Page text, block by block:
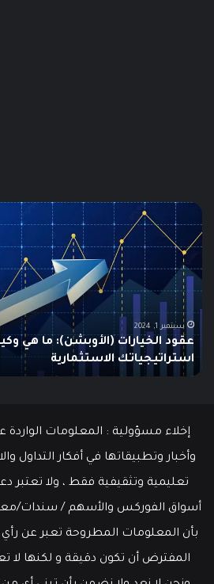
ما
هو
الـ
Swing
دليلك
الشامل
للمبتدئين
يونيو 10, 2025
ما هو الـ Swing Trading؟ دليلك الشامل للمبتدئين
إخلاء مسؤولية : المعلومات الواردة
وأخبار وتطبيقاتها في أفكار التداول
تعليمية وتثقيفية فقط ، ولا تعتبر
أسواق الفوركس والأسهم / سندات/
بأن المعلومات المطروحة تعبر عن
المفترض أن تكون دقيقة و لكنها لا